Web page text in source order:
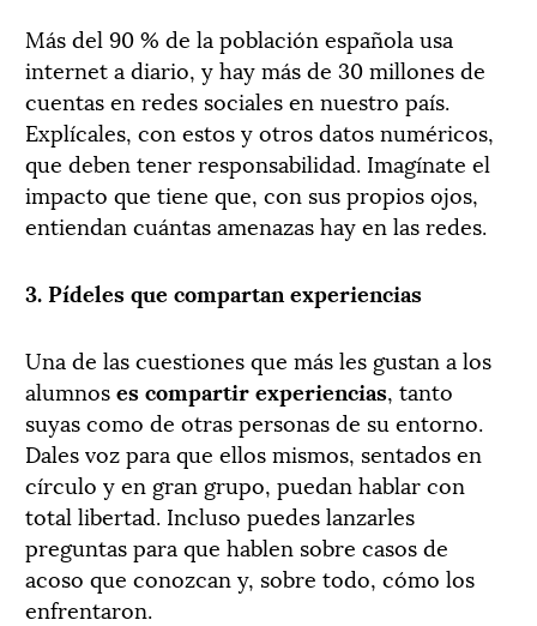
Más del 90 % de la población española usa
internet a diario, y hay más de 30 millones de
cuentas en redes sociales en nuestro país.
Explícales, con estos y otros datos numéricos,
que deben tener responsabilidad. Imagínate el
impacto que tiene que, con sus propios ojos,
entiendan cuántas amenazas hay en las redes.
3. Pídeles que compartan experiencias
Una de las cuestiones que más les gustan a los
alumnoses compartir experiencias, tanto
suyas como de otras personas de su entorno.
Dales voz para que ellos mismos, sentados en
círculo y en gran grupo, puedan hablar con
total libertad. Incluso puedes lanzarles
preguntas para que hablen sobre casos de
acoso que conozcan y, sobre todo, cómo los
enfrentaron.